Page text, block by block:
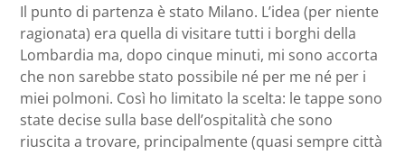
Il punto di partenza è stato Milano. L’idea (per niente
ragionata) era quella di visitare tutti i borghi della
Lombardia ma, dopo cinque minuti, mi sono accorta
che non sarebbe stato possibile né per me né per i
miei polmoni. Così ho limitato la scelta: le tappe sono
state decise sulla base dell’ospitalità che sono
riuscita a trovare, principalmente (quasi sempre città